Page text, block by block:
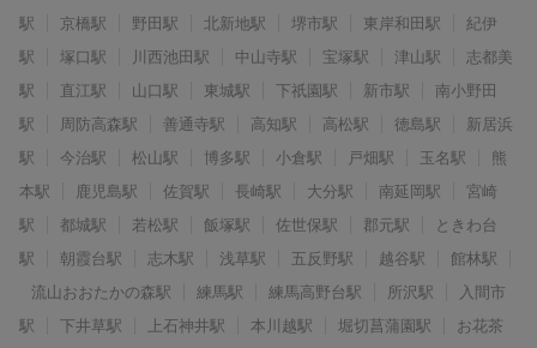
駅
京橋駅 野田駅 北新地駅 堺市駅 東岸和田駅
紀伊
駅
塚口駅 川西池田駅 中山寺駅 宝塚駅 津山駅
志都美
駅
直江駅 山口駅 東城駅 下祇園駅 新市駅
南小野田
駅
周防高森駅 善通寺駅 高知駅 高松駅 徳島駅
新居浜
駅
今治駅 松山駅 博多駅 小倉駅 戸畑駅 玉名駅
熊
本駅
鹿児島駅 佐賀駅 長崎駅 大分駅 南延岡駅
宮崎
駅
都城駅 若松駅 飯塚駅 佐世保駅 郡元駅
ときわ台
駅
朝霞台駅 志木駅 浅草駅 五反野駅 越谷駅
館林駅
流山おおたかの森駅
練馬駅 練馬高野台駅 所沢駅
入間市
駅
下井草駅 上石神井駅 本川越駅 堀切菖蒲園駅
お花茶